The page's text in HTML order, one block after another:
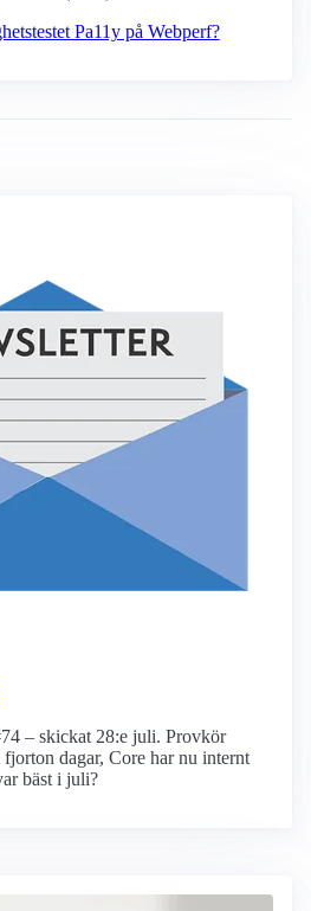
Pa11y på Webperf?
– skickat 28:e juli. Provkör
dagar, Core har nu internt
bäst i juli?